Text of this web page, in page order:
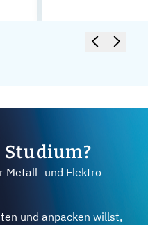
Metall- und Elektro-
und anpacken willst,